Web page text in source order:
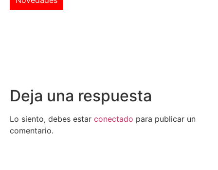
Deja una respuesta
Lo siento, debes estar conectado para publicar un
comentario.